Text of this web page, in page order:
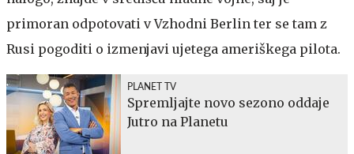
primoran odpotovati v Vzhodni Berlin ter se tam z
Rusi pogoditi o izmenjavi ujetega ameriškega pilota.
PLANET TV
Spremljajte novo sezono oddaje
Jutro na Planetu